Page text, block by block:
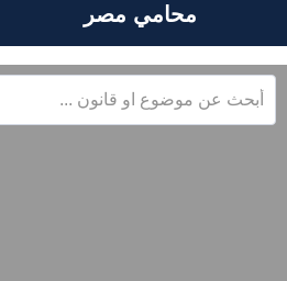
محامي مصر